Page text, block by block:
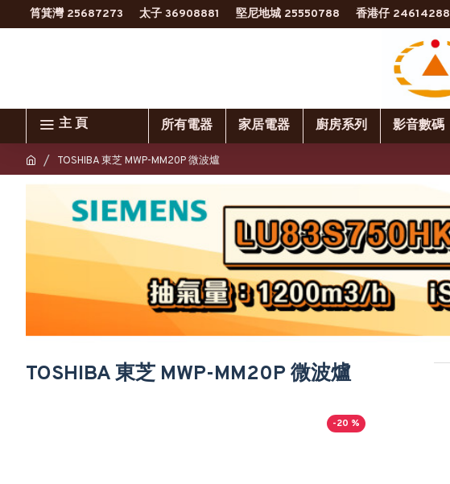
筲箕灣 25687273 太子 36908881 堅尼地城 25550788 香港仔 24614288
主 頁 所有電器 家居電器 廚房系列 影音數碼
TOSHIBA 東芝 MWP-MM20P 微波爐
TOSHIBA 東芝 MWP-MM20P 微波爐
-20 %